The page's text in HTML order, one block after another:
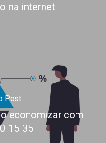
na internet
Post
economizar com
15 35